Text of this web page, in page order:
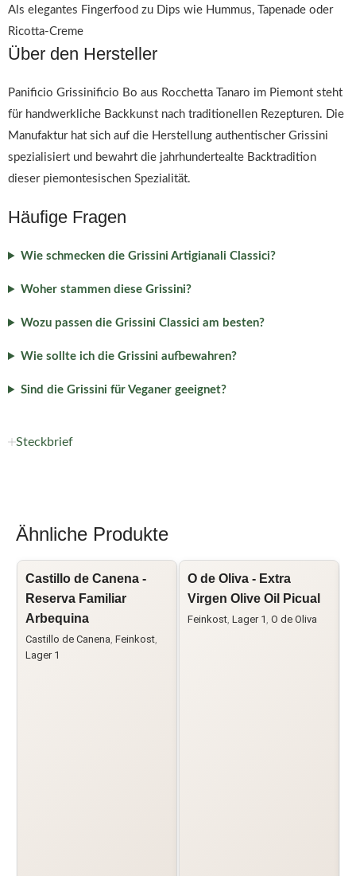
Als elegantes Fingerfood zu Dips wie Hummus, Tapenade oder
Ricotta-Creme
Über den Hersteller
Panificio Grissinificio Bo aus Rocchetta Tanaro im Piemont steht
für handwerkliche Backkunst nach traditionellen Rezepturen. Die
Manufaktur hat sich auf die Herstellung authentischer Grissini
spezialisiert und bewahrt die jahrhundertealte Backtradition
dieser piemontesischen Spezialität.
Häufige Fragen
Wie schmecken die Grissini Artigianali Classici?
Woher stammen diese Grissini?
Wozu passen die Grissini Classici am besten?
Wie sollte ich die Grissini aufbewahren?
Sind die Grissini für Veganer geeignet?
Steckbrief
Ähnliche Produkte
Castillo de Canena -
Reserva Familiar
Arbequina
Castillo de Canena, Feinkost,
Lager 1
O de Oliva - Extra
Virgen Olive Oil Picual
Feinkost, Lager 1 , O de Oliva